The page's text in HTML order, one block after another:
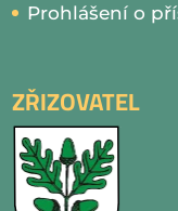
Prohlášení o
ZŘIZOVATEL